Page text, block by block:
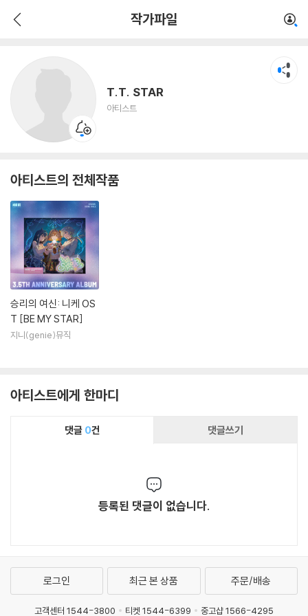
작가파일
T.T. STAR
아티스트
아티스트의 전체작품
승리의 여신: 니케 OS
T [BE MY STAR]
지니(genie)뮤직
아티스트에게 한마디
댓글 0건 댓글쓰기
등록된 댓글이 없습니다.
로그인 최근 본 상품 주문/배송
고객센터 1544-3800 티켓 1544-6399 중고샵 1566-4295